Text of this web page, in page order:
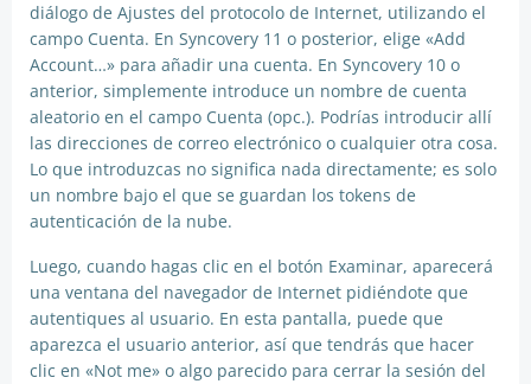
diálogo de Ajustes del protocolo de Internet, utilizando el
campo Cuenta. En Syncovery 11 o posterior, elige «Add
Account…» para añadir una cuenta. En Syncovery 10 o
anterior, simplemente introduce un nombre de cuenta
aleatorio en el campo Cuenta (opc.). Podrías introducir allí
las direcciones de correo electrónico o cualquier otra cosa.
Lo que introduzcas no significa nada directamente; es solo
un nombre bajo el que se guardan los tokens de
autenticación de la nube.
Luego, cuando hagas clic en el botón Examinar, aparecerá
una ventana del navegador de Internet pidiéndote que
autentiques al usuario. En esta pantalla, puede que
aparezca el usuario anterior, así que tendrás que hacer
clic en «Not me» o algo parecido para cerrar la sesión del